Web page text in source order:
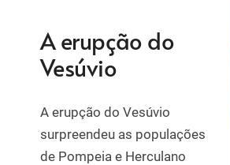
A erupção do
Vesúvio
A erupção do Vesúvio
surpreendeu as populações
de Pompeia e Herculano